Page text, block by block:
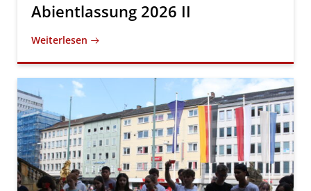
Abientlassung 2026 II
Weiterlesen